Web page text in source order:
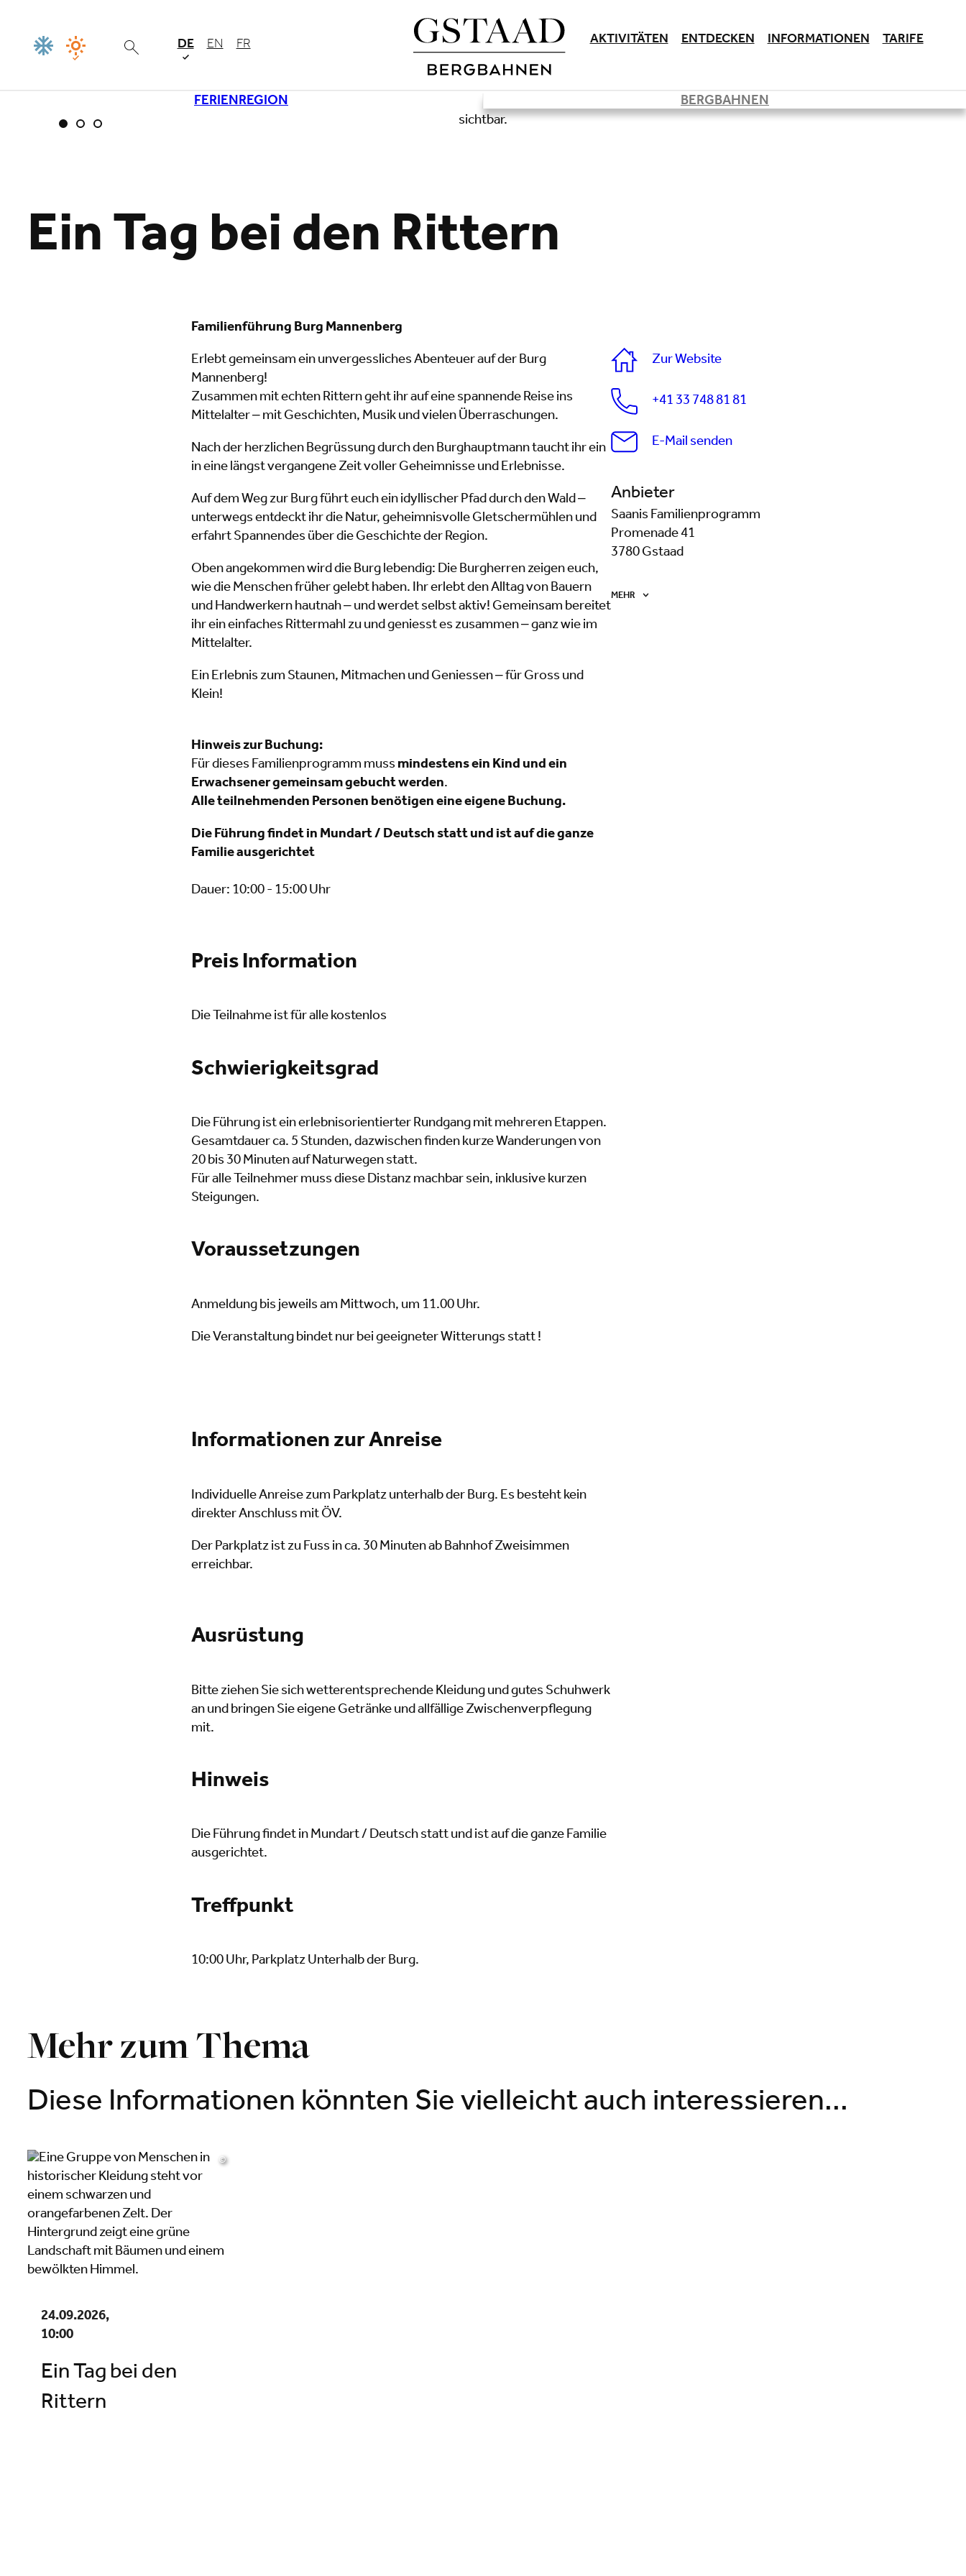
DE EN FR AKTIVITÄTEN ENTDECKEN INFORMATIONEN TARIFE
FERIENREGION BERGBAHNEN
Ein Tag bei den Rittern
Familienführung Burg Mannenberg
Erlebt gemeinsam ein unvergessliches Abenteuer auf der Burg
Mannenberg!
Zusammen mit echten Rittern geht ihr auf eine spannende Reise ins
Mittelalter – mit Geschichten, Musik und vielen Überraschungen.
Nach der herzlichen Begrüssung durch den Burghauptmann taucht ihr ein
in eine längst vergangene Zeit voller Geheimnisse und Erlebnisse.
Auf dem Weg zur Burg führt euch ein idyllischer Pfad durch den Wald –
unterwegs entdeckt ihr die Natur, geheimnisvolle Gletschermühlen und
erfahrt Spannendes über die Geschichte der Region.
Oben angekommen wird die Burg lebendig: Die Burgherren zeigen euch,
wie die Menschen früher gelebt haben. Ihr erlebt den Alltag von Bauern
und Handwerkern hautnah – und werdet selbst aktiv! Gemeinsam bereitet
ihr ein einfaches Rittermahl zu und geniesst es zusammen – ganz wie im
Mittelalter.
Ein Erlebnis zum Staunen, Mitmachen und Geniessen – für Gross und
Klein!
Hinweis zur Buchung:
Für dieses Familienprogramm muss mindestens ein Kind und ein
Erwachsener gemeinsam gebucht werden.
Alle teilnehmenden Personen benötigen eine eigene Buchung.
Die Führung findet in Mundart / Deutsch statt und ist auf die ganze
Familie ausgerichtet
Dauer: 10:00 - 15:00 Uhr
Preis Information
Die Teilnahme ist für alle kostenlos
Schwierigkeitsgrad
Die Führung ist ein erlebnisorientierter Rundgang mit mehreren Etappen.
Gesamtdauer ca. 5 Stunden, dazwischen finden kurze Wanderungen von
20 bis 30 Minuten auf Naturwegen statt.
Für alle Teilnehmer muss diese Distanz machbar sein, inklusive kurzen
Steigungen.
Voraussetzungen
Anmeldung bis jeweils am Mittwoch, um 11.00 Uhr.
Die Veranstaltung bindet nur bei geeigneter Witterungs statt !
Informationen zur Anreise
Individuelle Anreise zum Parkplatz unterhalb der Burg. Es besteht kein
direkter Anschluss mit ÖV.
Der Parkplatz ist zu Fuss in ca. 30 Minuten ab Bahnhof Zweisimmen
erreichbar.
Ausrüstung
Bitte ziehen Sie sich wetterentsprechende Kleidung und gutes Schuhwerk
an und bringen Sie eigene Getränke und allfällige Zwischenverpflegung
mit.
Hinweis
Die Führung findet in Mundart / Deutsch statt und ist auf die ganze Familie
ausgerichtet.
Treffpunkt
10:00 Uhr, Parkplatz Unterhalb der Burg.
Zur Website
+41 33 748 81 81
E-Mail senden
Anbieter
Saanis Familienprogramm
Promenade 41
3780 Gstaad
MEHR
Mehr zum Thema
Diese Informationen könnten Sie vielleicht auch interessieren...
©
24.09.2026,
10:00
Ein Tag bei den
Rittern